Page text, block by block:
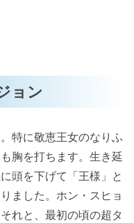
ョン
特に敬恵王女のなりふ
胸を打ちます。生き延
頭を下げて「王様」と
ました。ホン・スヒョ
れと、最初の頃の超タ